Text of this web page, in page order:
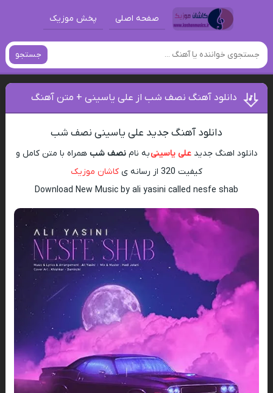
صفحه اصلی پخش موزیک
جستجو
دانلود آهنگ نصف شب از علی یاسینی + متن آهنگ
دانلود آهنگ جدید علی یاسینی نصف شب
دانلود اهنگ جدیدعلی یاسینیبه نامنصف شب همراه با متن کامل و
کیفیت 320 از رسانه ی
کاشان موزیک
Download New Music by ali yasini called nesfe shab